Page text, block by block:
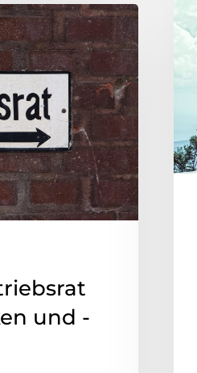
und -